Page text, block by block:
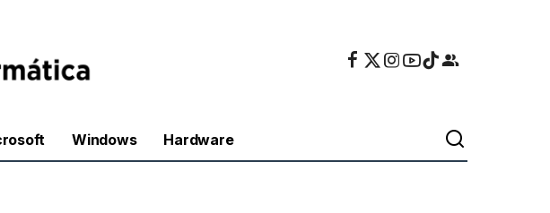
Windows Hardware